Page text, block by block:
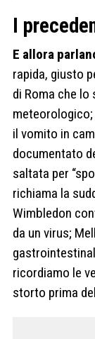
I
E allora
rapida, giusto
di Roma che lo
meteorologico;
il vomito in
documentato
saltata per
richiama la
Wimbledon
da un virus;
ricordiamo le
storto prima